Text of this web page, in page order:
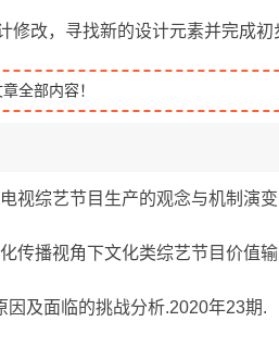
改，寻找新的设计元素并完成初
全部内容！
视综艺节目生产的观念与机制演
传播视角下文化类综艺节目价值
因及面临的挑战分析.2020年23期.